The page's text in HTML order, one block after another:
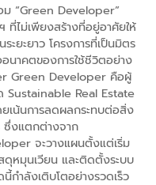
“Green Developer”
ที่ไม่เพียงสร้างที่อยู่อาศัยให้
ยะยาว โครงการที่เป็นมิตร
นาคตของการใช้ชีวิตอย่าง
Green Developer คือผู้
Real Estate
เน้นการลดผลกระทบต่อสิ่ง
งแตกต่างจาก
จะวางแผนตั้งแต่เริ่ม
ดุหมุนเวียน และติดตั้งระบบ
ำลังเติบโตอย่างรวดเร็ว